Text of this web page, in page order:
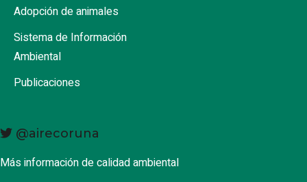
Adopción de animales
Sistema de Información
Ambiental
Publicaciones
@airecoruna
Más información de calidad ambiental